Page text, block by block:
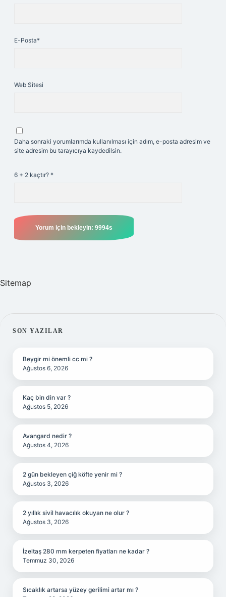
E-Posta*
Web Sitesi
Daha sonraki yorumlarımda kullanılması için adım, e-posta adresim ve
site adresim bu tarayıcıya kaydedilsin.
6 + 2 kaçtır? *
Sitemap
SIDEBAR
SON YAZILAR
Beygir mi önemli cc mi ?
Ağustos 6, 2026
Kaç bin din var ?
Ağustos 5, 2026
Avangard nedir ?
Ağustos 4, 2026
2 gün bekleyen çiğ köfte yenir mi ?
Ağustos 3, 2026
2 yıllık sivil havacılık okuyan ne olur ?
Ağustos 3, 2026
İzeltaş 280 mm kerpeten fiyatları ne kadar ?
Temmuz 30, 2026
Sıcaklık artarsa yüzey gerilimi artar mı ?